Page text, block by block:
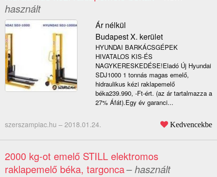
használt
Ár nélkül
Budapest X. kerület
HYUNDAI BARKÁCSGÉPEK
HIVATALOS KIS-ÉS
NAGYKERESKEDÉSE!Eladó Új Hyundai
SDJ1000 1 tonnás magas emelő,
hidraulikus kézi raklapemelő
béka239.990, -Ft-ért. (az ár tartalmazza a
27% Áfát).Egy év garanci...
szerszampiac.hu – 2018.01.24. Kedvencekbe
2000 kg-ot emelő STILL elektromos
raklapemelő béka, targonca– használt